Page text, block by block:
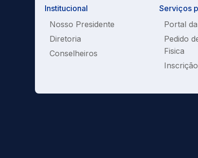
Institucional
Nosso Presidente
Diretoria
Conselheiros
Serviços
Portal
Pedido
Fisica